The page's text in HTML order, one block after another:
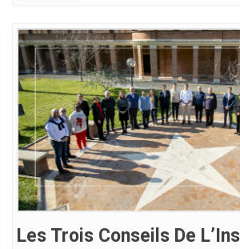
Les Trois Conseils De